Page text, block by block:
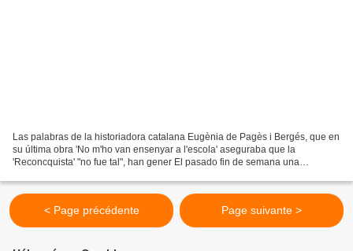
Las palabras de la historiadora catalana Eugènia de Pagès i Bergés, que en
su última obra 'No m'ho van ensenyar a l'escola' aseguraba que la
'Reconcquista' "no fue tal", han gener El pasado fin de semana una
< Page précédente Page suivante >